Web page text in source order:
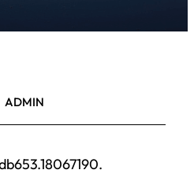
ADMIN